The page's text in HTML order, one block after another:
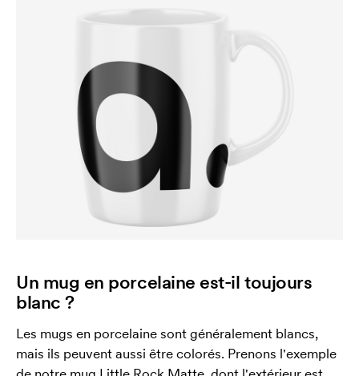
Un mug en porcelaine est-il toujours
blanc ?
Les mugs en porcelaine sont généralement blancs,
mais ils peuvent aussi être colorés. Prenons l'exemple